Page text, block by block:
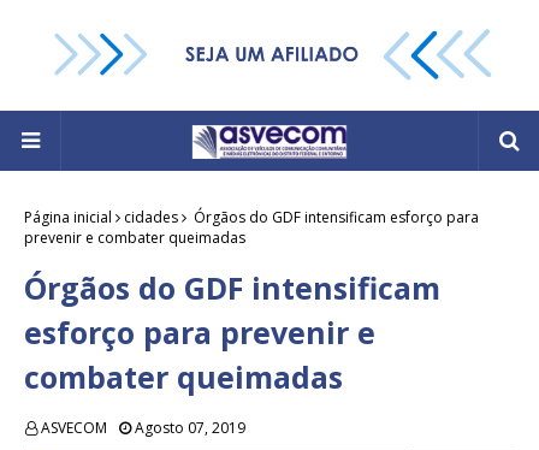
Página inicial cidades
Órgãos do GDF intensificam esforço para
prevenir e combater queimadas
Órgãos do GDF intensificam
esforço para prevenir e
combater queimadas
ASVECOM Agosto 07, 2019